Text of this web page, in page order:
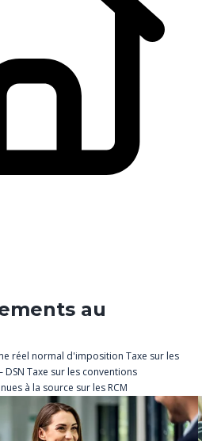
au
réel normal d'imposition Taxe sur les
DSN Taxe sur les conventions
à la source sur les RCM